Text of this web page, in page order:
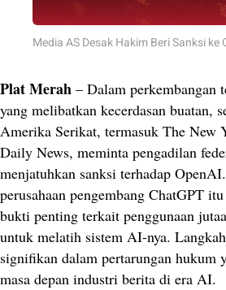
Media AS Desak Hakim Beri Sanksi
Plat Merah – Dalam perkembangan
yang melibatkan kecerdasan buatan,
Amerika Serikat, termasuk The New
Daily News, meminta pengadilan
menjatuhkan sanksi terhadap
perusahaan pengembang ChatGPT
bukti penting terkait penggunaan
untuk melatih sistem AI-nya.
signifikan dalam pertarungan hukum
masa depan industri berita di era AI.